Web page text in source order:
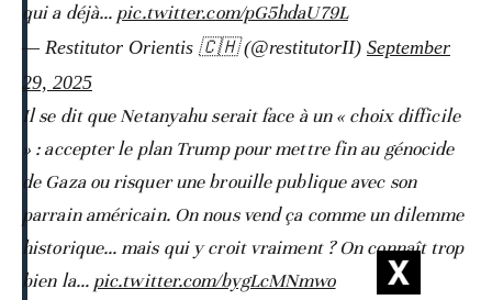
qui a déjà… pic.twitter.com/pG5hdaU79L
— Restitutor Orientis 🇨🇭 (@restitutorII) September
29, 2025
Il se dit que Netanyahu serait face à un « choix difficile
» : accepter le plan Trump pour mettre fin au génocide
de Gaza ou risquer une brouille publique avec son
parrain américain. On nous vend ça comme un dilemme
historique… mais qui y croit vraiment ? On connaît trop
bien la… pic.twitter.com/bygLcMNmwo